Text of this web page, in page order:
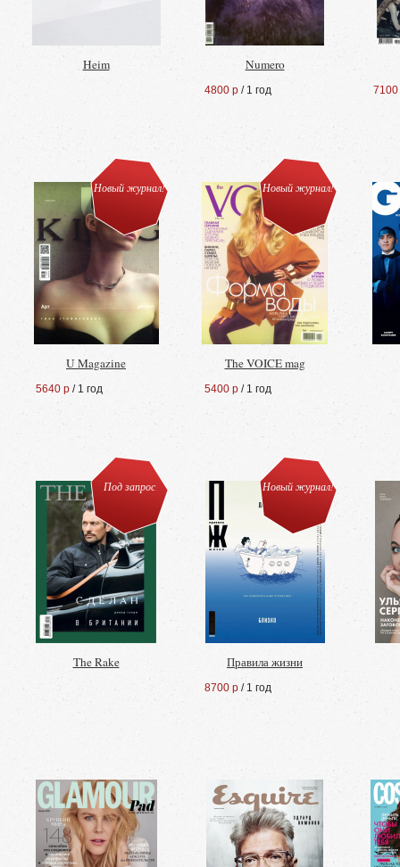
Heim Numero
4800 р / 1 год 7100
Новый журнал!
U Magazine
5640 р / 1 год
Новый журнал!
The VOICE mag
5400 р / 1 год
Под запрос
The Rake
Новый журнал!
Правила жизни
8700 р / 1 год